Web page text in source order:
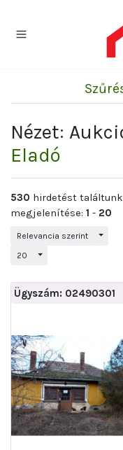
Nézet:
Eladó
530 hirdetést
megjelenítése: 1 - 20
Relevancia szerint
20 Váltás a legördülő
Ügyszám: 02490301